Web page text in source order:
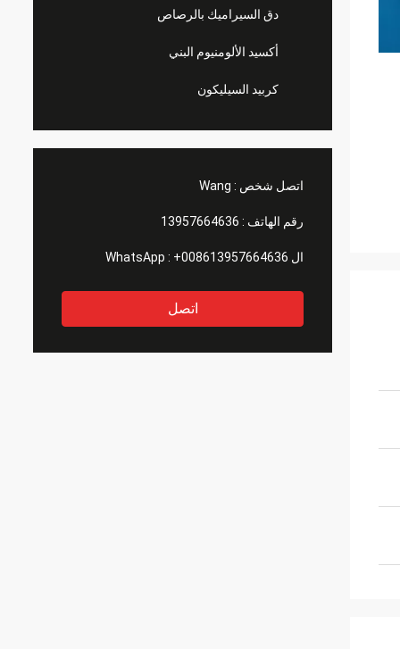
دق السيراميك بالرصاص
أكسيد الألومنيوم البني
كربيد السيليكون
اتصل شخص : Wang
رقم الهاتف : 13957664636
ال WhatsApp : +008613957664636
اتصل